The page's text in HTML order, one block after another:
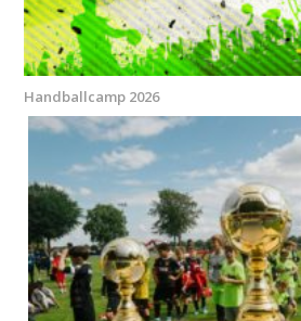
Handballcamp 2026